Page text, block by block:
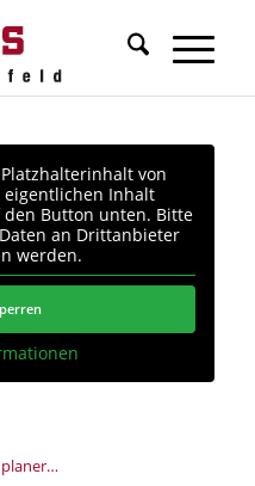
von
eigentlichen Inhalt
den Button unten. Bitte
an Drittanbieter
werden.